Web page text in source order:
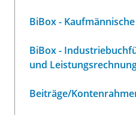
BiBox -
BiBox -
und
Beiträge/